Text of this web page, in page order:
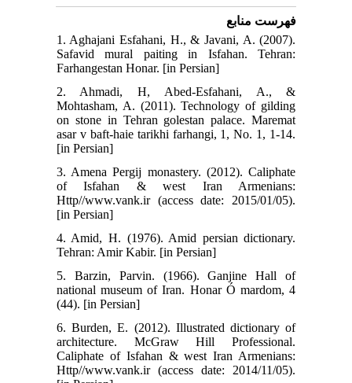
فهرست منابع
1. Aghajani Esfahani, H., & Javani, A. (2007).
Safavid mural paiting in Isfahan. Tehran:
Farhangestan Honar. [in Persian]
2. Ahmadi, H, Abed-Esfahani, A., &
Mohtasham, A. (2011). Technology of gilding
on stone in Tehran golestan palace. Maremat
asar v baft-haie tarikhi farhangi, 1, No. 1, 1-14.
[in Persian]
3. Amena Pergij monastery. (2012). Caliphate
of Isfahan & west Iran Armenians:
Http//www.vank.ir (access date: 2015/01/05).
[in Persian]
4. Amid, H. (1976). Amid persian dictionary.
Tehran: Amir Kabir. [in Persian]
5. Barzin, Parvin. (1966). Ganjine Hall of
national museum of Iran. Honar Ó mardom, 4
(44). [in Persian]
6. Burden, E. (2012). Illustrated dictionary of
architecture. McGraw Hill Professional.
Caliphate of Isfahan & west Iran Armenians:
Http//www.vank.ir (access date: 2014/11/05).